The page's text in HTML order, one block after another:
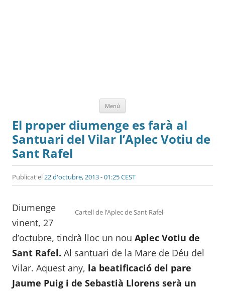
Menú
El proper diumenge es farà al
Santuari del Vilar l’Aplec Votiu de
Sant Rafel
Publicat el22 d'octubre, 2013 - 01:25 CEST
Cartell de l’Aplec de Sant Rafel
Diumenge
vinent, 27
d’octubre, tindrà lloc un nou Aplec Votiu de
Sant Rafel. Al santuari de la Mare de Déu del
Vilar. Aquest any, la beatificació del pare
Jaume Puig i de Sebastià Llorens serà un